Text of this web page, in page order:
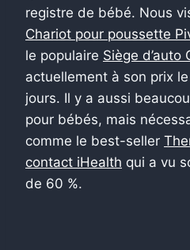
registre de bébé. Nous
Chariot pour poussette
le populaire Siège d’auto
actuellement à son prix
jours. Il y a aussi
pour bébés, mais
comme le best-seller
contact iHealth qui a vu
de 60 %.